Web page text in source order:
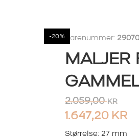
-20% Varenummer:
MALJER
2.059,00KR
OPPRINNELIG
PRIS
1.647,20 KR
Størrelse: 27 mm